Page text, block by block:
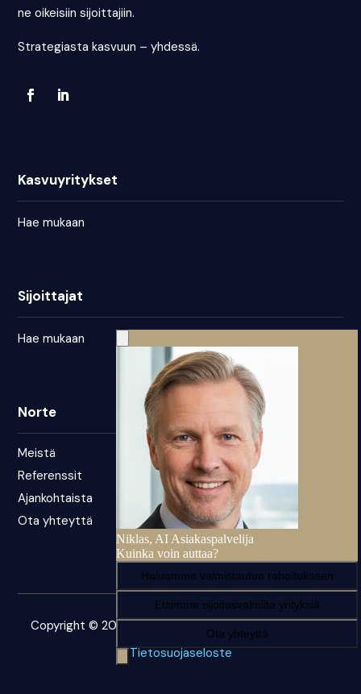
ne oikeisiin sijoittajiin.
Strategiasta kasvuun – yhdessä.
Kasvuyritykset
Hae mukaan
Sijoittajat
Hae mukaan
Norte
Meistä
Referenssit
Ajankohtaista
Ota yhteyttä
Copyright © 2026 – Norte. Kaikki oikeudet pidätetään.
Tietosuojaseloste